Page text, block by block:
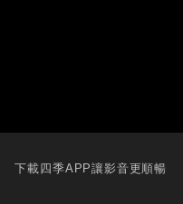
下載四季APP讓影音更順暢